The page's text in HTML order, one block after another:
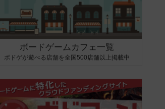
ボードゲームカフェ一覧
ボドゲが遊べる店舗を全国500店舗以上掲載中